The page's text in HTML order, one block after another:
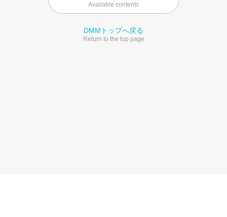
Available contents
DMMトップへ戻る
Return to the top page